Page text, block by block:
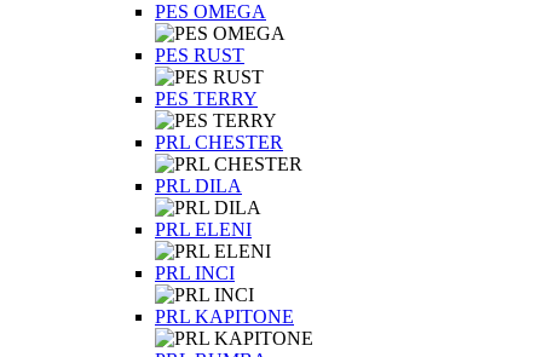
PES OMEGA
PES RUST
PES TERRY
PRL CHESTER
PRL DILA
PRL ELENI
PRL INCI
PRL KAPITONE